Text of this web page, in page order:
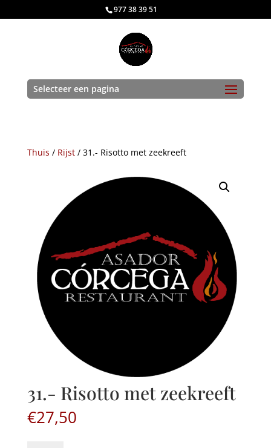
977 38 39 51
Selecteer een pagina
Thuis / Rijst/ 31.- Risotto met zeekreeft
31.- Risotto met zeekreeft
€27,50